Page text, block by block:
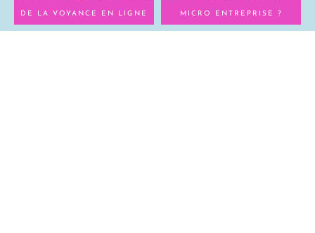
DE LA VOYANCE EN LIGNE MICRO ENTREPRISE ?